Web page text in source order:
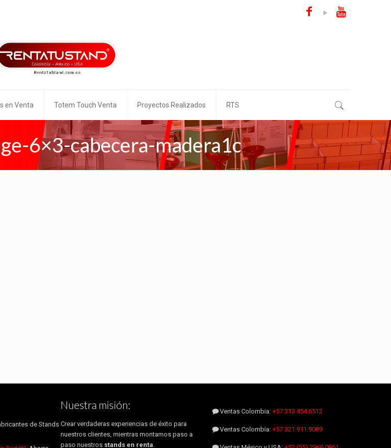
en Venta Totem Touch Venta Proyectos Realizados RTS
6×3-cabecera-madera1c
de Stands
Nuestra misión:
Crear verdaderas experiencias de éxito para
nuestros clientes, mientras montamos paso a
paso nuestros stands en renta.
Ventas Colombia:+57 313 454.6512
Ventas Colombia:+57 321 911.9089